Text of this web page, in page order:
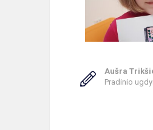
Aušra
Pradinio